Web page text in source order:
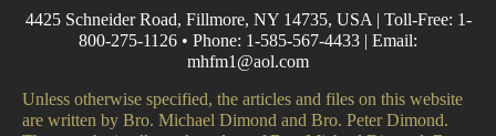
4425 Schneider Road, Fillmore, NY 14735, USA | Toll-Free: 1-
800-275-1126 • Phone: 1-585-567-4433 | Email:
mhfm1@aol.com
Unless otherwise specified, the articles and files on this website
are written by Bro. Michael Dimond and Bro. Peter Dimond.